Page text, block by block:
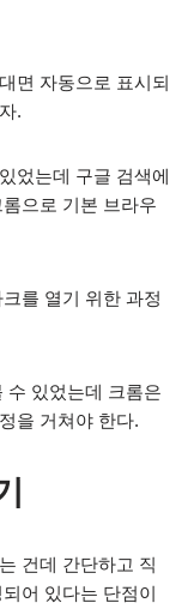
면 자동으로 표시되
.
었는데 구글 검색에
으로 기본 브라우
를 열기 위한 과정
수 있었는데 크롬은
을 거쳐야 한다.
건데 간단하고 직
어 있다는 단점이